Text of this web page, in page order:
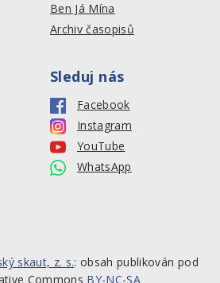
Ben Já Mína
Archiv časopisů
Sleduj nás
Facebook
Instagram
YouTube
WhatsApp
skaut, z. s.: obsah publikován pod
Commons BY-NC-SA